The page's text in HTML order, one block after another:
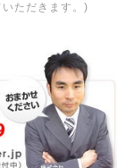
ただきます。)